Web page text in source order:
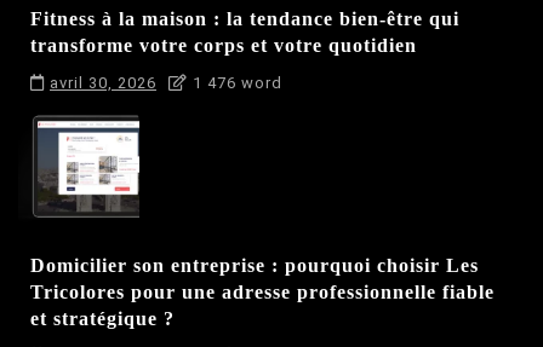
Fitness à la maison : la tendance bien-être qui
transforme votre corps et votre quotidien
avril 30, 2026 1 476 word
Domicilier son entreprise : pourquoi choisir Les
Tricolores pour une adresse professionnelle fiable
et stratégique ?